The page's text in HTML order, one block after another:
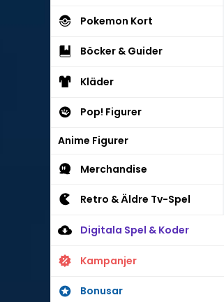
Pokemon Kort
Böcker & Guider
Kläder
Pop! Figurer
Anime Figurer
Merchandise
Retro & Äldre Tv-Spel
Digitala Spel & Koder
Kampanjer
Bonusar